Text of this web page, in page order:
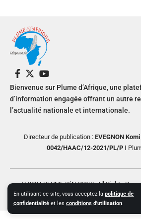
En utilisant ce site, vous acceptez la politique de
confidentialité et les conditions d'utilisation.
Bienvenue sur Plume d’Afrique, une
d’information engagée offrant un autre
l’actualité nationale et internationale.
Directeur de publication : EVEGNON
0042/HAAC/12-2021/PL/PI
© 2024 PLUME D’AFRIQUE All Rights
Creative